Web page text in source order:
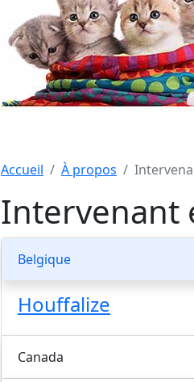
Accueil À propos
Intervenant
Belgique
Houffalize
Canada